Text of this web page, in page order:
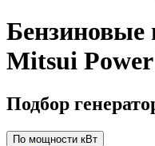
Бензиновые
Mitsui
Подбор
По мощности кВт